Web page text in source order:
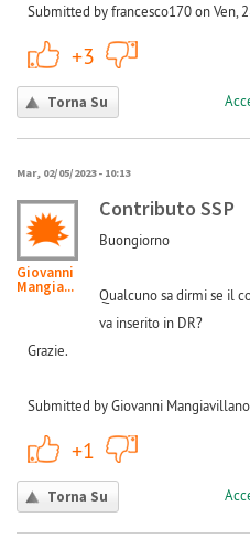
Submitted by francesco170 on Ven,
+3
Torna Su
Mar, 02/05/2023 - 10:13
Giovanni
Mangia...
Contributo SSP
Buongiorno
Qualcuno sa dirmi se il
va inserito in DR?
Grazie.
Submitted by Giovanni
+1
Torna Su